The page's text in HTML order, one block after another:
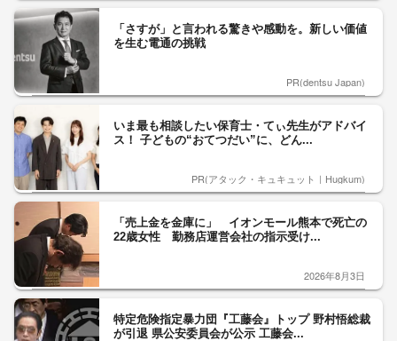
「さすが」と言われる驚きや感動を。新しい価値
を生む電通の挑戦
PR(dentsu Japan)
いま最も相談したい保育士・てぃ先生がアドバイ
ス！ 子どもの“おてつだい”に、どん...
PR(アタック・キュキュット｜Hugkum)
「売上金を金庫に」 イオンモール熊本で死亡の
22歳女性 勤務店運営会社の指示受け...
2026年8月3日
特定危険指定暴力団『工藤会』トップ 野村悟総裁
が引退 県公安委員会が公示 工藤会...